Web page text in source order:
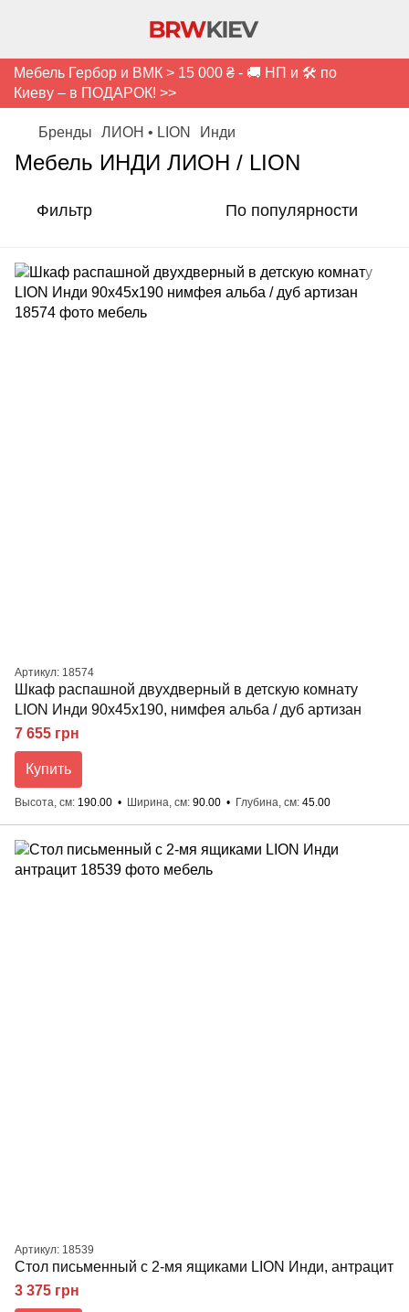
Мебель Гербор и ВМК > 15 000 ₴ - 🚚 НП и 🛠️ по
Киеву – в ПОДАРОК! >>
Бренды ЛИОН • LION Инди
Мебель ИНДИ ЛИОН / LION
Фильтр По популярности
Артикул: 18574
Шкаф распашной двухдверный в детскую комнату
LION Инди 90х45х190, нимфея альба / дуб артизан
7 655 грн
Купить
Высота, см 190.00 Ширина, см 90.00 Глубина, см 45.00
Артикул: 18539
Стол письменный с 2-мя ящиками LION Инди, антрацит
3 375 грн